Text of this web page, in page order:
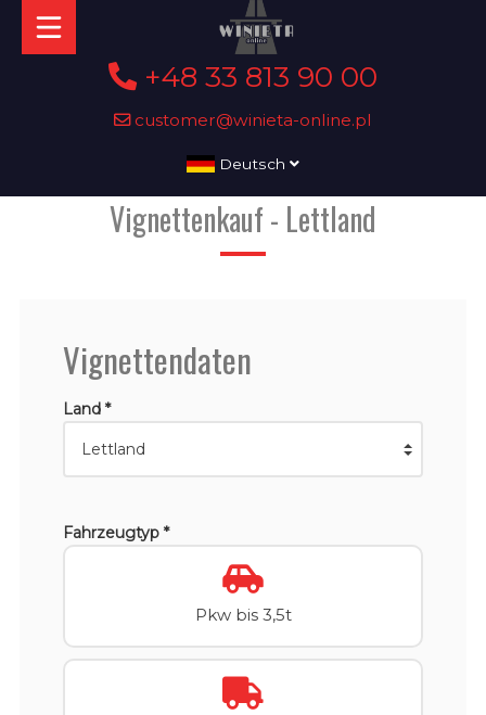
+48 33 813 90 00
customer@winieta-online.pl
Deutsch
Vignettenkauf - Lettland
Vignettendaten
Land *
Fahrzeugtyp *
Pkw bis 3,5t